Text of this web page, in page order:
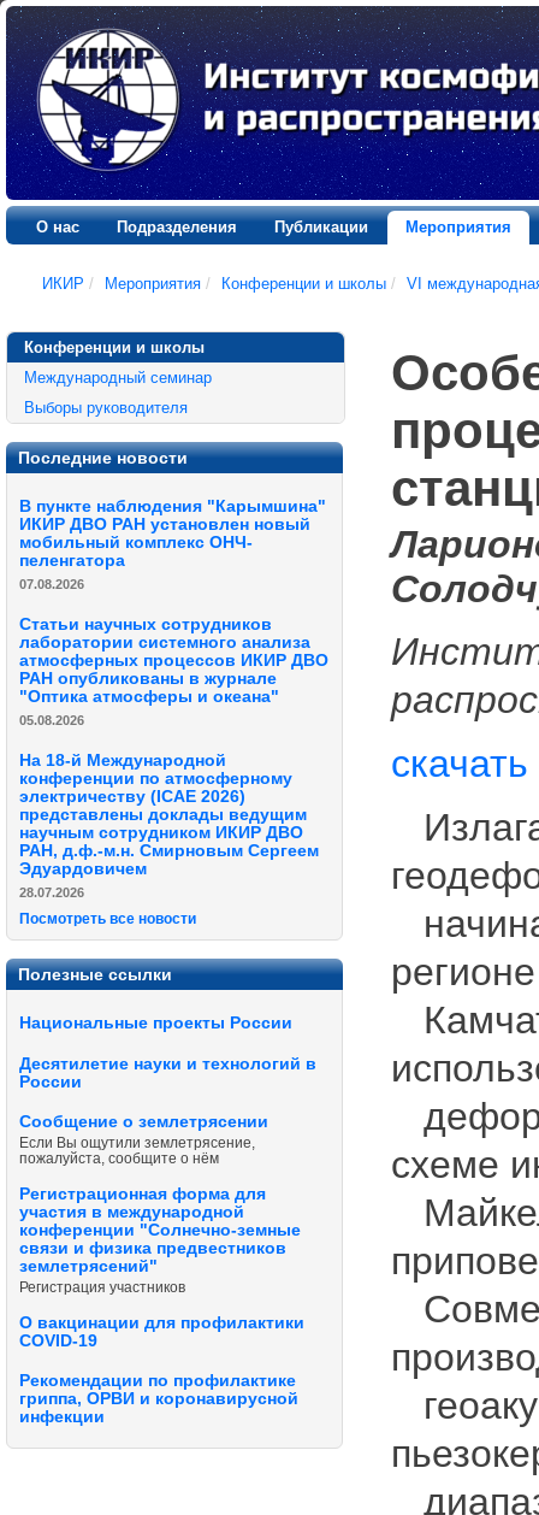
О нас Подразделения Публикации Мероприятия
ИКИР / Мероприятия / Конференции и школы / VI
Конференции и школы
Международный семинар
Выборы руководителя
Последние новости
В пункте наблюдения "Карымшина"
ИКИР ДВО РАН установлен новый
мобильный комплекс ОНЧ-
пеленгатора
07.08.2026
Статьи научных сотрудников
лаборатории системного анализа
атмосферных процессов ИКИР ДВО
РАН опубликованы в журнале
"Оптика атмосферы и океана"
05.08.2026
На 18-й Международной
конференции по атмосферному
электричеству (ICAE 2026)
представлены доклады ведущим
научным сотрудником ИКИР ДВО
РАН, д.ф.-м.н. Смирновым Сергеем
Эдуардовичем
28.07.2026
Посмотреть все новости
Полезные ссылки
Национальные проекты России
Десятилетие науки и технологий в
России
Сообщение о землетрясении
Если Вы ощутили землетрясение,
пожалуйста, сообщите о нём
Регистрационная форма для
участия в международной
конференции "Солнечно-земные
связи и физика предвестников
землетрясений"
Регистрация участников
О вакцинации для профилактики
COVID-19
Рекомендации по профилактике
гриппа, ОРВИ и коронавирусной
инфекции
скачать
схеме